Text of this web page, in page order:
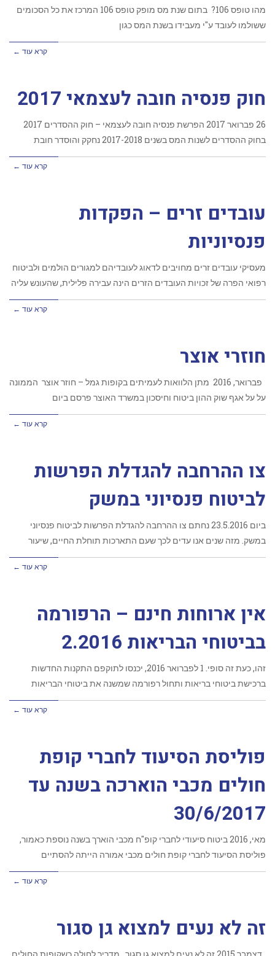
מהו טופס 106? בתום שנת מס מופק טופס 106 המרכז את כל הסכומים
ששולמו לעובד ע"י מעבידו בשנת המס כגון
קרא עוד ←
חוק פנסיה חובה לעצמאי 2017
‏26 פברואר 2017 הפרשת פנסיה חובה לעצמאי – חוק ההסדרים 2017
בחוק ההסדרים לשנות המס בשנים 2017-2018 נחקק והוסדר חובת
קרא עוד ←
עובדים זרים – הפקדות
פנסיוניות
מעסיקי עובדים זרים מחויבים לדאוג לעובדיהם למגורים הולמים ולביטוח
רפואי הפרה של זכויות העובדים הזרים הינה עבירה פלילית, שהעונש עליה
קרא עוד ←
חוזרי אוצר
‏פברואר, 2016 מתן הלוואות לעמיתים בקופות גמל – חוזר אוצר הממונה
על על אגף שוק ההון ביטוח וחיסכון במשרד האוצר פרסם ביום
קרא עוד ←
צו ההרחבה להגדלת הפרשות
לביטוח פנסיוני במשק
ביום 23.5.2016 נחתם צו ההרחבה להגדלת הפרשות לביטוח פנסיוני
במשק. מזה שנים אנו עדים לכך שעם התארכות תוחלת החיים, שיעור
קרא עוד ←
אין ארוחות חינם – הרפורמה
בביטוחי הבריאות 2.2016
זהו, כעת זה סופי. 1 לפברואר 2016, יכנסו לתוקפם התקנות החדשות
ברכישת ביטוחי בריאות ותחול רפורמה שמשנה את ביטוחי הבריאות
קרא עוד ←
פוליסת הסיעוד לחברי קופת
חולים מכבי הוארכה בשנה עד
30/6/2017
‏מאי, 2016 ביטוח סיעודי לחברי קופ"ח מכבי הוארך בשנה נוספת כאמור,
פוליסת הסיעוד לחברי קופת חולים מכבי אמורה הייתה להסתיים
קרא עוד ←
זה לא נעים למצוא גן סגור